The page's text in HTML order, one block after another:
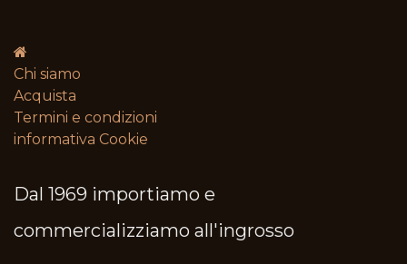
Chi siamo
Acquista
Termini e condizioni​
informativa Cookie
Dal 1969 importiamo e
commercializziamo all'ingrosso